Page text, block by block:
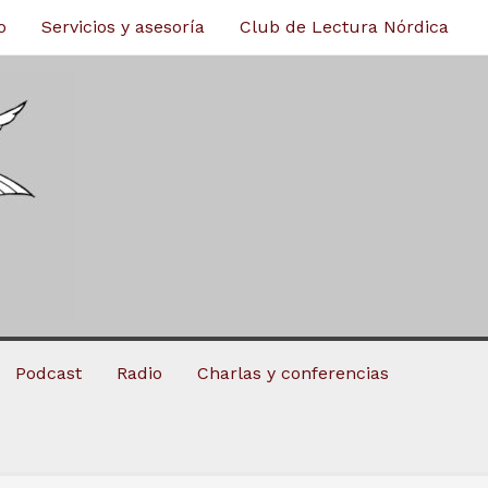
Servicios y asesoría Club de Lectura Nórdica
Podcast Radio Charlas y conferencias